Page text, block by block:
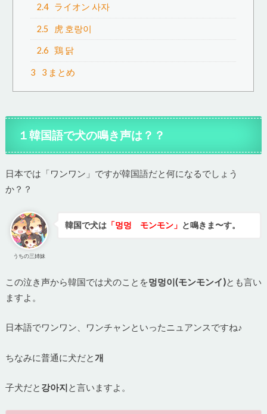
2.4 ライオン 사자
2.5 虎 호랑이
2.6 鶏 닭
3 3 まとめ
１韓国語で犬の鳴き声は？？
日本では「ワンワン」ですが韓国語だと何になるでしょう
か？？
うちの三姉妹
韓国で犬は「멍멍 モンモン」 と鳴きま〜す。
この泣き声から韓国では犬のことを멍멍이(モンモンイ)とも言い
ますよ。
日本語でワンワン、ワンチャンといったニュアンスですね♪
ちなみに普通に犬だと개
子犬だと 강아지 と言いますよ。